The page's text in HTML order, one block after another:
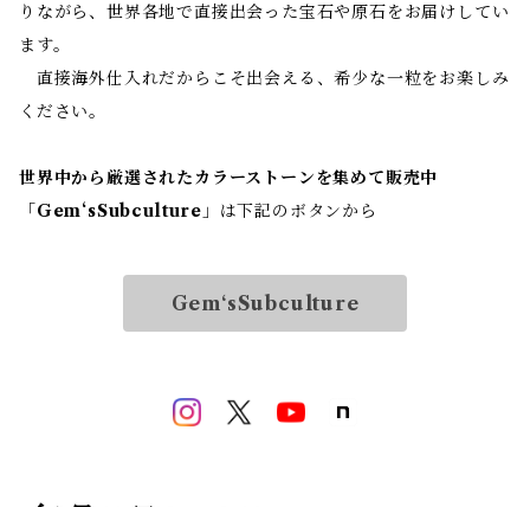
りながら、世界各地で直接出会った宝石や原石をお届けしてい
ます。
直接海外仕入れだからこそ出会える、希少な一粒をお楽しみ
ください。
世界中から厳選されたカラーストーンを集めて販売中
「 Gem‘sSubculture 」は下記のボタンから
Gem‘sSubculture